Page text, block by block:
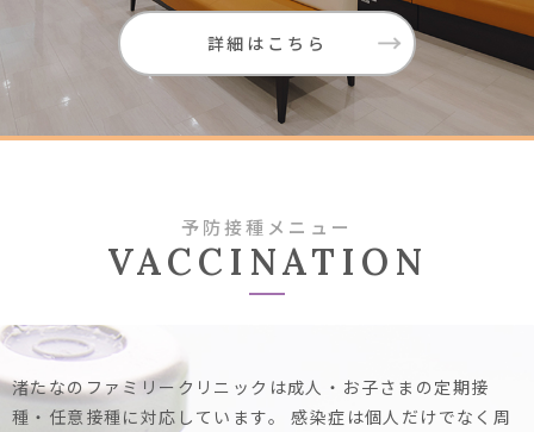
詳細はこちら
予防接種メニュー
VACCINATION
渚たなのファミリークリニックは成人・お子さまの定期接
種・任意接種に対応しています。
感染症は個人だけでなく周